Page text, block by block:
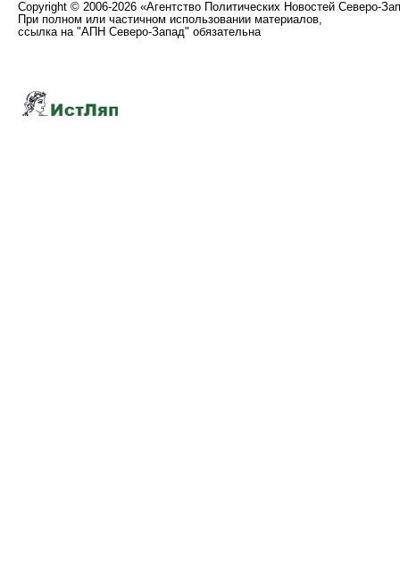
Copyright © 2006-2026 «Агентство Политических Новостей Северо-
При полном или частичном использовании материалов,
ссылка на "АПН Северо-Запад" обязательна